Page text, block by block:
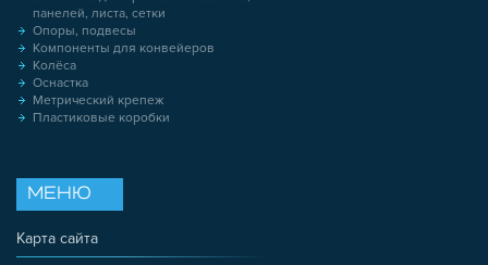
панелей, листа, сетки
Опоры, подвесы
Компоненты для конвейеров
Колёса
Оснастка
Метрический крепеж
Пластиковые коробки
МЕНЮ
Карта сайта